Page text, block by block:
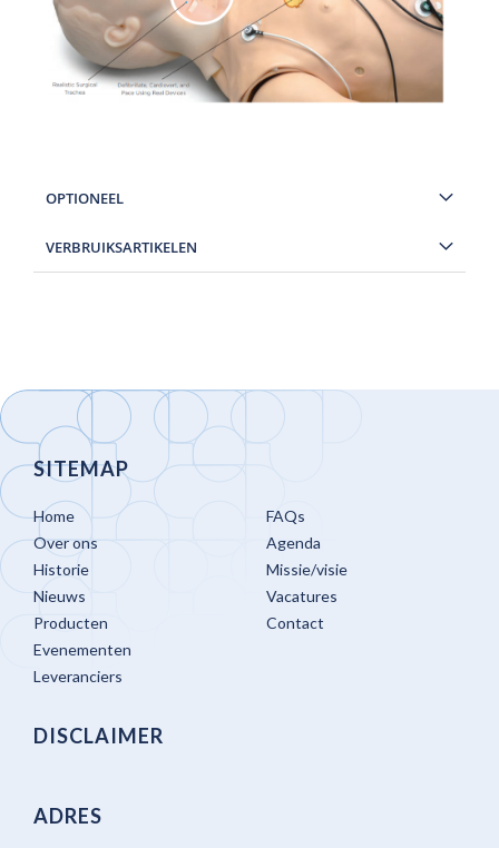
OPTIONEEL
VERBRUIKSARTIKELEN
SITEMAP
Home
Over ons
Historie
Nieuws
Producten
Evenementen
Leveranciers
FAQs
Agenda
Missie/visie
Vacatures
Contact
DISCLAIMER
ADRES